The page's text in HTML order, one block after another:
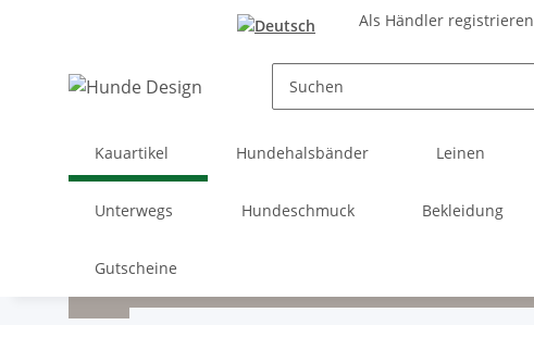
Als Händler registrieren
Kauartikel Hundehalsbänder Leinen
Unterwegs Hundeschmuck Bekleidung
Gutscheine